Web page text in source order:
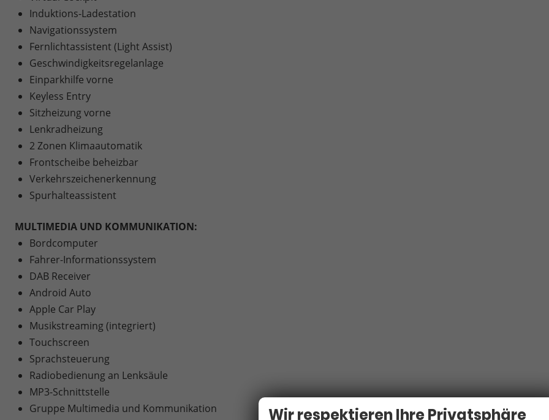
Induktions-Ladestation
Navigationssystem
Fernlichtassistent (Light Assist)
Geschwindigkeitsregelanlage
Einparkhilfe vorne
Keyless Entry
Sitzheizung vorne
Lenkradheizung
2 Zonen Klimaautomatik
Frontscheibe beheizbar
Verkehrszeichenerkennung
Spurhalteassistent
MULTIMEDIA UND KOMMUNIKATION:
Bordcomputer
Fahrer-Informationssystem
DAB Receiver
Android Auto
Apple Car Play
Musikstreaming (integriert)
Touchscreen
Sprachsteuerung
Radiobedienung an Lenksäule
MP3-Schnittstelle
Gruppe Multimedia und Kommunikation
Wir respektieren Ihre Privatsphäre